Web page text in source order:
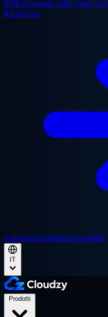
50% di sconto tutti i piani,
$2.48/mo
SupportoContatta le vendite
IT